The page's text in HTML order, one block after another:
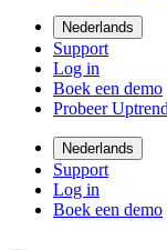
Nederlands
Support
Log in
Boek een demo
Probeer
Nederlands
Support
Log in
Boek een demo